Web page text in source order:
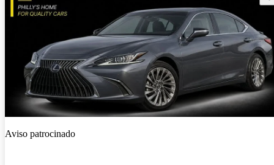
Aviso patrocinado